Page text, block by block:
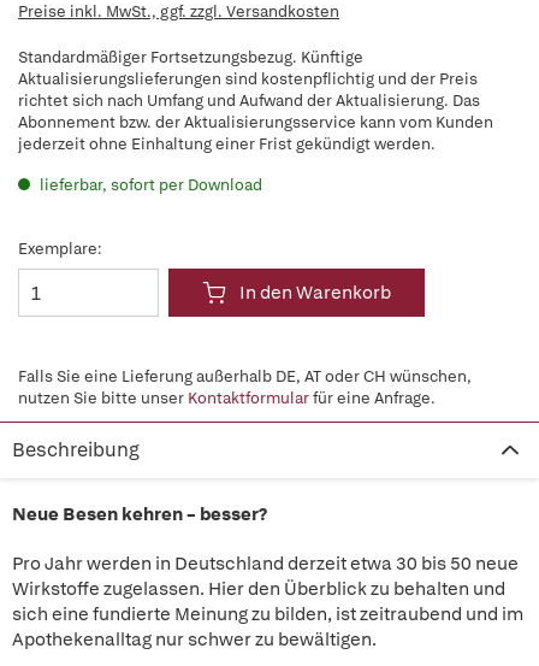
Preise inkl. MwSt., ggf. zzgl. Versandkosten
Standardmäßiger Fortsetzungsbezug. Künftige
Aktualisierungslieferungen sind kostenpflichtig und der Preis
richtet sich nach Umfang und Aufwand der Aktualisierung. Das
Abonnement bzw. der Aktualisierungsservice kann vom Kunden
jederzeit ohne Einhaltung einer Frist gekündigt werden.
lieferbar, sofort per Download
Exemplare:
In den Warenkorb
Falls Sie eine Lieferung außerhalb DE, AT oder CH wünschen,
nutzen Sie bitte unser Kontaktformularfür eine Anfrage.
Beschreibung
Neue Besen kehren – besser?
Pro Jahr werden in Deutschland derzeit etwa 30 bis 50 neue
Wirkstoffe zugelassen. Hier den Überblick zu behalten und
sich eine fundierte Meinung zu bilden, ist zeitraubend und im
Apothekenalltag nur schwer zu bewältigen.